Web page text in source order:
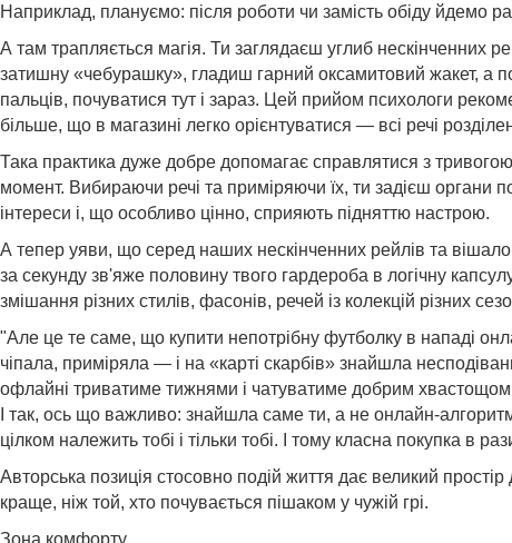
Наприклад, плануємо: після роботи чи замість обіду йдемо
А там трапляється магія. Ти заглядаєш углиб нескінченних
затишну «чебурашку», гладиш гарний оксамитовий жакет, а
пальців, почуватися тут і зараз. Цей прийом психологи
більше, що в магазині легко орієнтуватися — всі речі
Така практика дуже добре допомагає справлятися з
момент. Вибираючи речі та приміряючи їх, ти задієш органи
інтереси і, що особливо цінно, сприяють підняттю настрою.
А тепер уяви, що серед наших нескінченних рейлів та
за секунду зв'яже половину твого гардероба в логічну
змішання різних стилів, фасонів, речей із колекцій різних
"Але це те саме, що купити непотрібну футболку в нападі
чіпала, приміряла — і на «карті скарбів» знайшла
офлайні триватиме тижнями і чатуватиме добрим
І так, ось що важливо: знайшла саме ти, а не онлайн-
цілком належить тобі і тільки тобі. І тому класна покупка в
Авторська позиція стосовно подій життя дає великий
краще, ніж той, хто почувається пішаком у чужій грі.
Зона комфорту